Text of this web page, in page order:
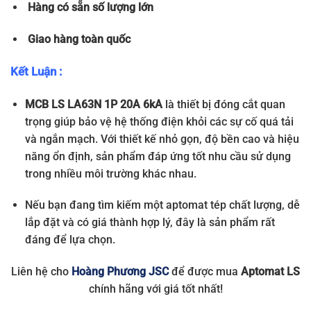
Hàng có sẵn số lượng lớn
Giao hàng toàn quốc
Kết Luận :
MCB LS LA63N 1P 20A 6kAlà thiết bị đóng cắt quan
trọng giúp bảo vệ hệ thống điện khỏi các sự cố quá tải
và ngắn mạch. Với thiết kế nhỏ gọn, độ bền cao và hiệu
năng ổn định, sản phẩm đáp ứng tốt nhu cầu sử dụng
trong nhiều môi trường khác nhau.
Nếu bạn đang tìm kiếm một aptomat tép chất lượng, dễ
lắp đặt và có giá thành hợp lý, đây là sản phẩm rất
đáng để lựa chọn.
Liên hệ cho Hoàng Phương JSCđể được mua Aptomat LS
chính hãng với giá tốt nhất!